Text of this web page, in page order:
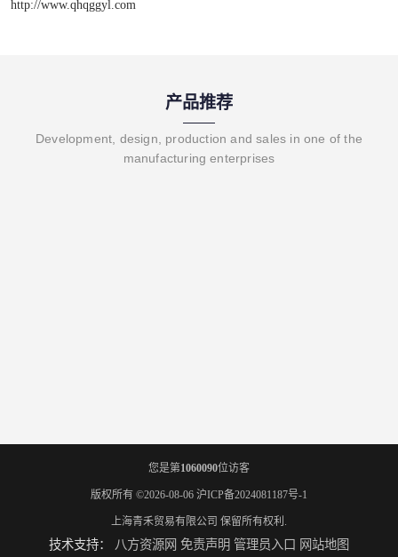
http://www.qhqggyl.com
产品推荐
Development, design, production and sales in one of the
manufacturing enterprises
您是第1060090位访客
版权所有 ©2026-08-06 沪ICP备2024081187号-1
上海青禾贸易有限公司 保留所有权利.
技术支持： 八方资源网 免责声明 管理员入口 网站地图